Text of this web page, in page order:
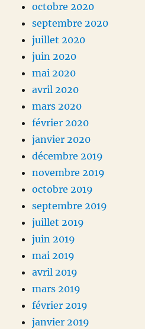
octobre 2020
septembre 2020
juillet 2020
juin 2020
mai 2020
avril 2020
mars 2020
février 2020
janvier 2020
décembre 2019
novembre 2019
octobre 2019
septembre 2019
juillet 2019
juin 2019
mai 2019
avril 2019
mars 2019
février 2019
janvier 2019